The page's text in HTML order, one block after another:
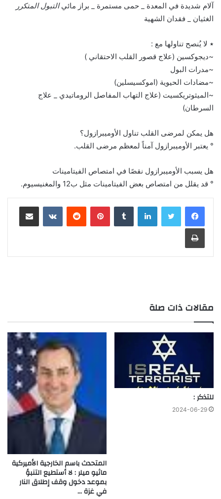
آلام شديدة في المعدة _ حمى مستمرة _ براز مائيالتبول المتكرر
الغثيان _ فقدان الشهية
٭ لا يُنصح تناولها مع :
~ديجوكسين (علاج قصور القلب الاحتقاني )
~مدرات البول
~مضادات الحيوية (اموكسيسلين)
~الميثوتريكسيت (علاج التهاب المفاصل الروماتيدي _ علاج
السرطان)
هل يمكن لمرضى القلب تناول الأوميبرازول؟
° يعتبر الأوميبرازول آمناً لمعظم مرضى القلب.
هل يسبب الأوميبرازول نقصًا في امتصاص الفيتامينات
° قد يقلل من امتصاص بعض الفيتامينات مثل ب12 والمغنيسيوم.
لينكدإن بينتيريست مشاركة عبر البريد
طباعة
مقالات ذات صلة
للتذكر :
2024-06-29
المتحدث باسم الخارجية الأميركية
ماثيو ميلر : لا أستطيع التنبؤ
بموعد دخول وقف إطلاق النار
في غزة …